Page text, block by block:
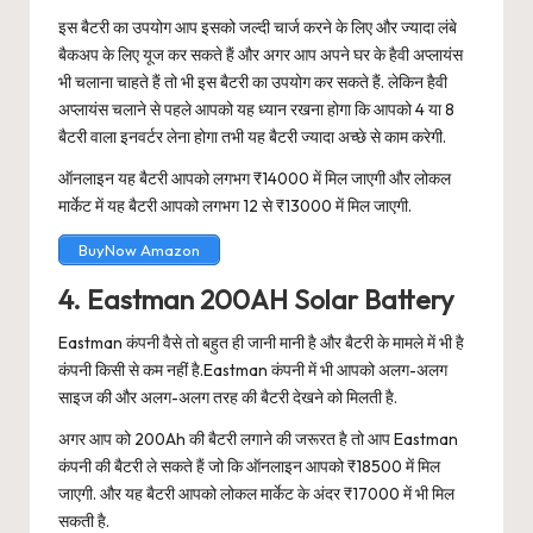
इस बैटरी का उपयोग आप इसको जल्दी चार्ज करने के लिए और ज्यादा लंबे
बैकअप के लिए यूज कर सकते हैं और अगर आप अपने घर के हैवी अप्लायंस
भी चलाना चाहते हैं तो भी इस बैटरी का उपयोग कर सकते हैं. लेकिन हैवी
अप्लायंस चलाने से पहले आपको यह ध्यान रखना होगा कि आपको 4 या 8
बैटरी वाला इनवर्टर लेना होगा तभी यह बैटरी ज्यादा अच्छे से काम करेगी.
ऑनलाइन यह बैटरी आपको लगभग ₹14000 में मिल जाएगी और लोकल
मार्केट में यह बैटरी आपको लगभग 12 से ₹13000 में मिल जाएगी.
BuyNow Amazon
4. Eastman 200AH Solar Battery
Eastman कंपनी वैसे तो बहुत ही जानी मानी है और बैटरी के मामले में भी है
कंपनी किसी से कम नहीं है.Eastman कंपनी में भी आपको अलग-अलग
साइज की और अलग-अलग तरह की बैटरी देखने को मिलती है.
अगर आप को 200Ah की बैटरी लगाने की जरूरत है तो आप Eastman
कंपनी की बैटरी ले सकते हैं जो कि ऑनलाइन आपको ₹18500 में मिल
जाएगी. और यह बैटरी आपको लोकल मार्केट के अंदर ₹17000 में भी मिल
सकती है.